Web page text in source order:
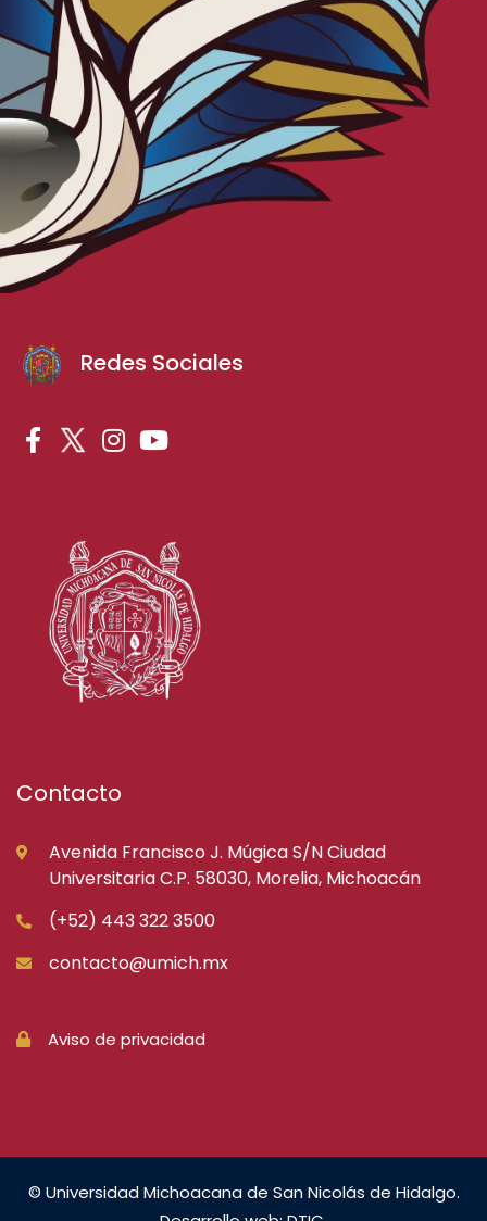
Redes Sociales
Contacto
Avenida Francisco J. Múgica S/N Ciudad
Universitaria C.P. 58030, Morelia, Michoacán
(+52) 443 322 3500
contacto@umich.mx
Aviso de privacidad
© Universidad Michoacana de San Nicolás de Hidalgo.